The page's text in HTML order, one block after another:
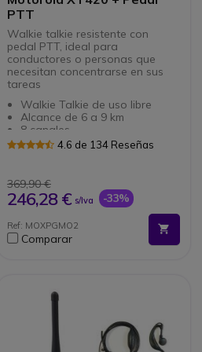
PTT
Walkie talkie resistente con
pedal PTT, ideal para
conductores o personas que
necesitan concentrarse en sus
tareas
Walkie Talkie de uso libre
Alcance de 6 a 9 km
8 canales.
38 canales analógicos / 83
Función Vox (sin accesorios).
Muy Robusto: certificado
norma IP55
Incluye Cargador individual
Incluye un Pedal PTT con
Pack ideal para comunicarse
con las manos libres mientras
conduce o está concentrado.
4.6 de 134 Reseñas
369,90 €
246,28 € s/Iva -33%
Ref: MOXPGMO2
Comparar